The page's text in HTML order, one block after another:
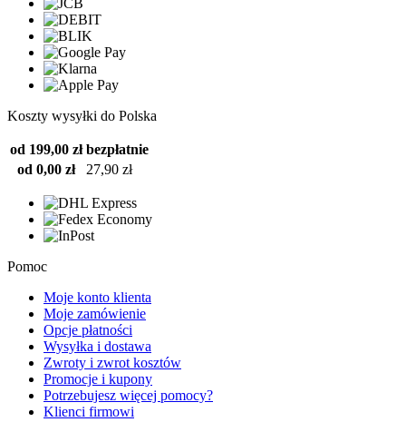
Koszty wysyłki do Polska
od 199,00 zł bezpłatnie
od 0,00 zł
27,90 zł
Pomoc
Moje konto klienta
Moje zamówienie
Opcje płatności
Wysyłka i dostawa
Zwroty i zwrot kosztów
Promocje i kupony
Potrzebujesz więcej pomocy?
Klienci firmowi